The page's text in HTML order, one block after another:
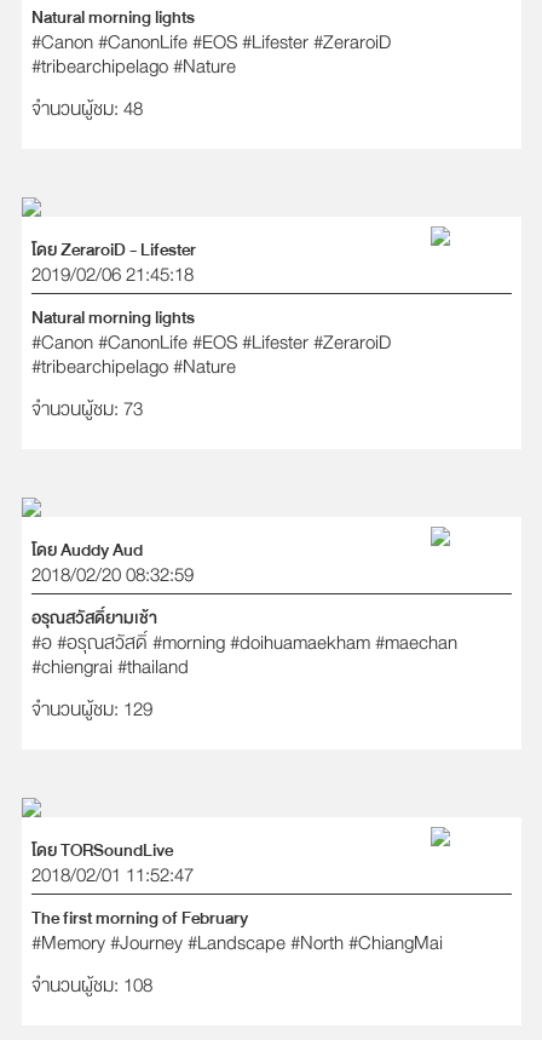
Natural morning lights
#Canon#CanonLife#EOS#Lifester#ZeraroiD
#tribearchipelago#Nature
จำนวนผู้ชม: 48
โดย ZeraroiD - Lifester
2019/02/06 21:45:18
Natural morning lights
#Canon#CanonLife#EOS#Lifester#ZeraroiD
#tribearchipelago#Nature
จำนวนผู้ชม: 73
โดย Auddy Aud
2018/02/20 08:32:59
อรุณสวัสดิ์ยามเช้า
#อ#อรุณสวัสดิ์#morning#doihuamaekham#maechan
#chiengrai#thailand
จำนวนผู้ชม: 129
โดย TORSoundLive
2018/02/01 11:52:47
The first morning of February
#Memory#Journey#Landscape#North#ChiangMai
จำนวนผู้ชม: 108